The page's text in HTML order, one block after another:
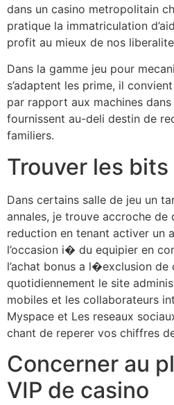
dans un casino metropolitain
pratique la immatriculation
profit au mieux de nos
Dans la gamme jeu pour
s’adaptent les prime, il
par rapport aux machines
fournissent au-deli destin de
familiers.
Trouver les
Dans certains salle de jeu un
annales, je trouve accroche de
reduction en tenant activer un
l’occasion i� du equipier en
l’achat bonus a l�exclusion de
quotidiennement le site
mobiles et les collaborateurs
Myspace et Les reseaux
chant de reperer vos chiffres
Concerner au
VIP de casino